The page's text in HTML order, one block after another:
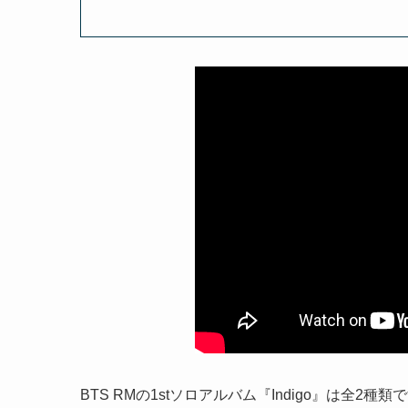
BTS RMの1stソロアルバム『Indigo』は全2種類